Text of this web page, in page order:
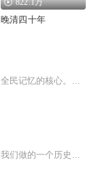
晚清四十年